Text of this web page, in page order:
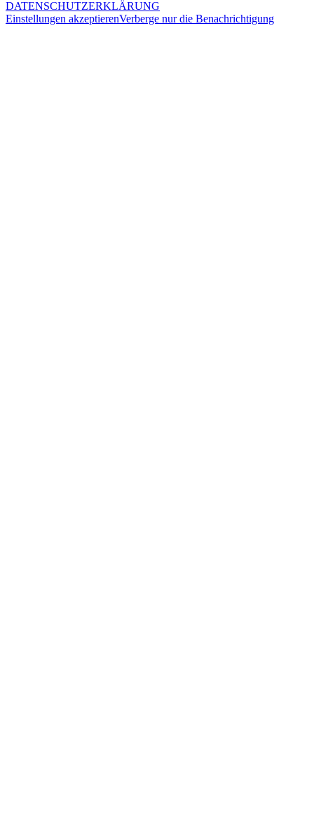
DATENSCHUTZERKLÄRUNG
Einstellungen akzeptierenVerberge nur die Benachrichtigung